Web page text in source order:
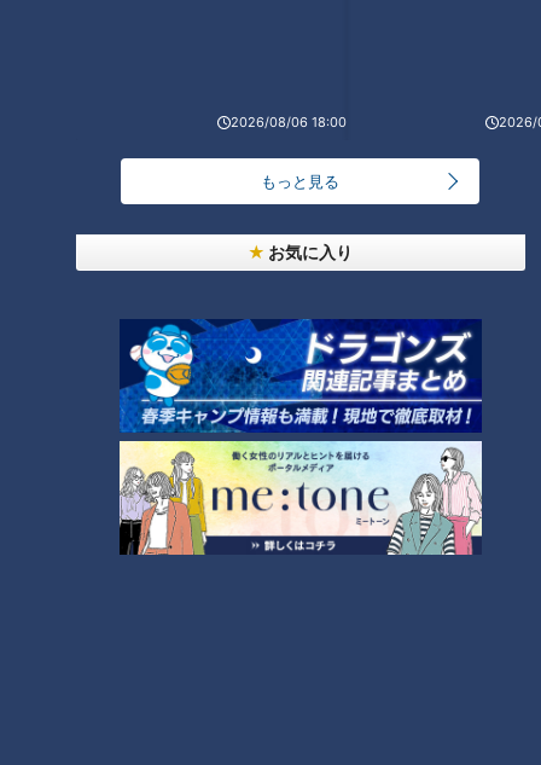
2026/08/06 18:00 2026/
もっと見る
お気に入り
色のお湯。体を温める効果が高いだけでなく、海と似たような
温泉にも入りたいところですが、今回の目的は「たまごふわふ
わ」。前田匡秀館長によると、「スープの上にメレンゲ状のタ
な食感」とのこと。その歴史は古く、一説によると、約200年
前の文献にも載っていて、「日本最古のタマゴ料理」とも言わ
れているのだとか。
作り方は、シイタケ、トラフグ、塩コショウを入れた土鍋に、
かつお出汁を入れて温めます。卵1個をミキサーでひたすら泡
立てること、約5分。真っ白なツノが立ったところで、熱々の
スープの上にのせて完成です。